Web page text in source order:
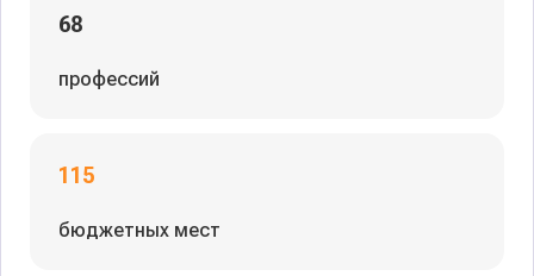
68
профессий
115
бюджетных мест